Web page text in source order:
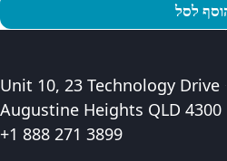
לסל
Unit 10, 23 Technology Drive
Augustine Heights QLD 4300
+1 888 271 3899